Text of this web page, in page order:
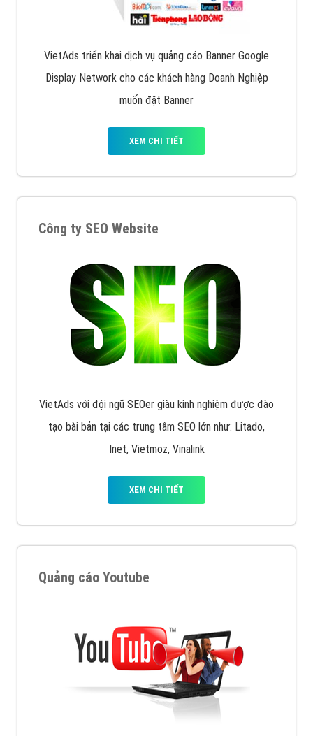
VietAds triển khai dịch vụ quảng cáo Banner Google
Display Network cho các khách hàng Doanh Nghiệp
muốn đặt Banner
XEM CHI TIẾT
Công ty SEO Website
VietAds với đội ngũ SEOer giàu kinh nghiệm được đào
tạo bài bản tại các trung tâm SEO lớn như: Litado,
Inet, Vietmoz, Vinalink
XEM CHI TIẾT
Quảng cáo Youtube